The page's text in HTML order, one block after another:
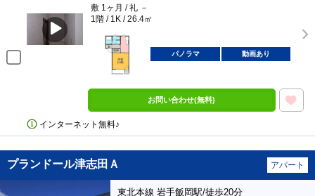
敷 1ヶ月 / 礼 －
1階 / 1K / 26.4㎡
パノラマ 動画あり
お問い合わせ(無料)
インターネット無料♪
プランドール津志田Ａ アパート
東北本線 岩手飯岡駅/徒歩20分